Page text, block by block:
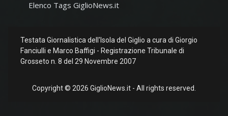
Elenco Tags GiglioNews.it
Testata Giornalistica dell'Isola del Giglio a cura di Giorgio
Fanciulli e Marco Baffigi - Registrazione Tribunale di
Grosseto n. 8 del 29 Novembre 2007
Copyright © 2026 GiglioNews.it - All rights reserved.